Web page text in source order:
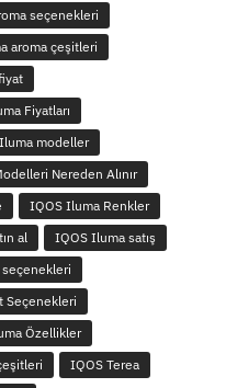
seçenekleri
aroma çeşitleri
Fiyatları
modeller
Nereden Alınır
IQOS Iluma Renkler
al
IQOS Iluma satış
Seçenekleri
Özellikler
IQOS Terea